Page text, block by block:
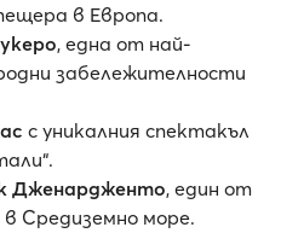
в Европа.
, една от най-
забележителности
с уникалния спектакъл
Дженардженто, един от
Средиземно море.